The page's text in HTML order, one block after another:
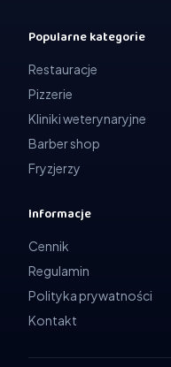
Popularne kategorie
Restauracje
Pizzerie
Kliniki weterynaryjne
Barber shop
Fryzjerzy
Informacje
Cennik
Regulamin
Polityka prywatności
Kontakt